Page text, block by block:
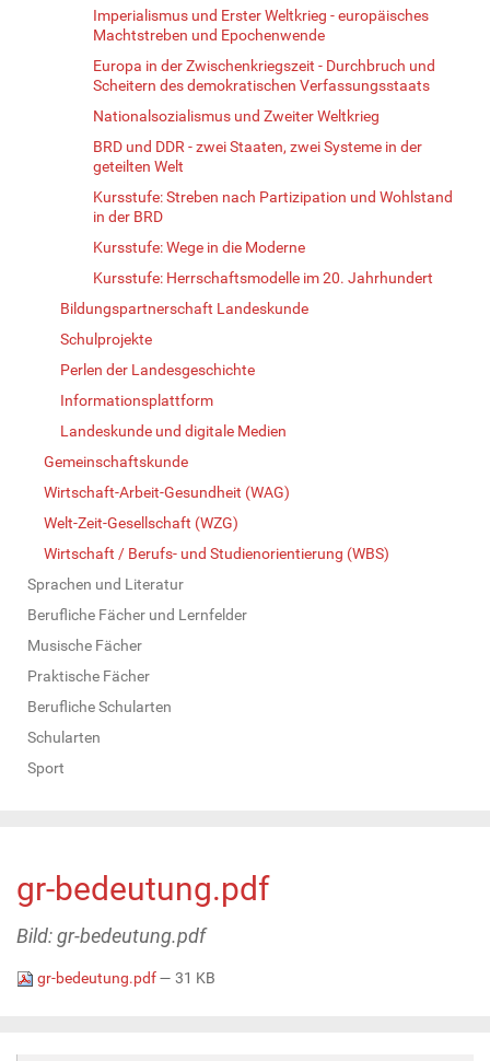
Imperialismus und Erster Weltkrieg - europäisches
Machtstreben und Epochenwende
Europa in der Zwischenkriegszeit - Durchbruch und
Scheitern des demokratischen Verfassungsstaats
Nationalsozialismus und Zweiter Weltkrieg
BRD und DDR - zwei Staaten, zwei Systeme in der
geteilten Welt
Kursstufe: Streben nach Partizipation und Wohlstand
in der BRD
Kursstufe: Wege in die Moderne
Kursstufe: Herrschaftsmodelle im 20. Jahrhundert
Bildungspartnerschaft Landeskunde
Schulprojekte
Perlen der Landesgeschichte
Informationsplattform
Landeskunde und digitale Medien
Gemeinschaftskunde
Wirtschaft-Arbeit-Gesundheit (WAG)
Welt-Zeit-Gesellschaft (WZG)
Wirtschaft / Berufs- und Studienorientierung (WBS)
Sprachen und Literatur
Berufliche Fächer und Lernfelder
Musische Fächer
Praktische Fächer
Berufliche Schularten
Schularten
Sport
gr-bedeutung.pdf
Bild: gr-bedeutung.pdf
gr-bedeutung.pdf— 31 KB